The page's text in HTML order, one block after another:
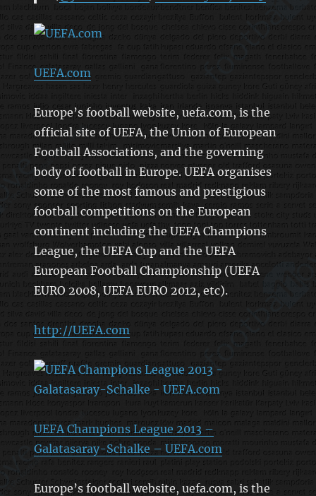
UEFA.com
Europe’s football website, uefa.com, is the
official site of UEFA, the Union of European
Football Associations, and the governing
body of football in Europe. UEFA organises
some of the most famous and prestigious
football competitions on the European
continent including the UEFA Champions
League, the UEFA Cup and the UEFA
European Football Championship (UEFA
EURO 2008, UEFA EURO 2012, etc).
http://UEFA.com
UEFA Champions League 2013 –
Galatasaray-Schalke – UEFA.com
Europe’s football website, uefa.com, is the